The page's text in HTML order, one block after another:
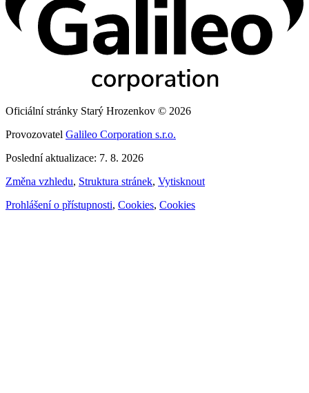
Oficiální stránky Starý Hrozenkov © 2026
Provozovatel Galileo Corporation s.r.o.
Poslední aktualizace: 7. 8. 2026
Změna vzhledu, Struktura stránek, Vytisknout
Prohlášení o přístupnosti, Cookies, Cookies